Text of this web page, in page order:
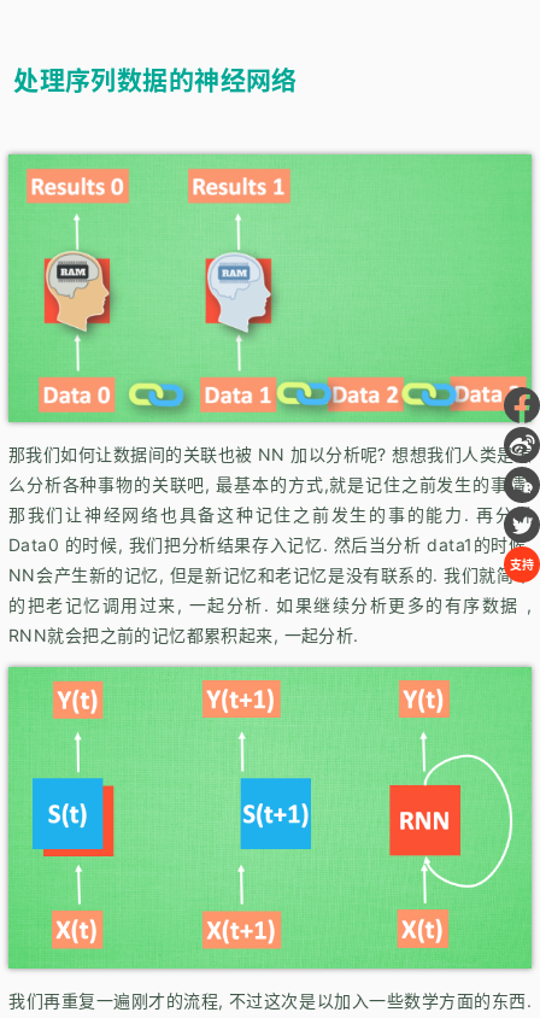
支持
处理序列数据的神经网络
那我们如何让数据间的关联也被 NN 加以分析呢? 想想我们人类是怎
么分析各种事物的关联吧, 最基本的方式,就是记住之前发生的事情.
那我们让神经网络也具备这种记住之前发生的事的能力. 再分析
Data0 的时候, 我们把分析结果存入记忆. 然后当分析 data1的时候,
NN会产生新的记忆, 但是新记忆和老记忆是没有联系的. 我们就简单
的把老记忆调用过来, 一起分析. 如果继续分析更多的有序数据 ,
RNN就会把之前的记忆都累积起来, 一起分析.
我们再重复一遍刚才的流程, 不过这次是以加入一些数学方面的东西.